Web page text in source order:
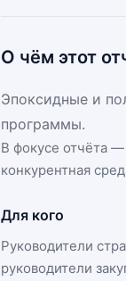
О чём этот
Эпоксидные и
программы.
В фокусе отчёта —
конкурентная
Для кого
Руководители
руководители